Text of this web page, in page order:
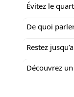
Évitez le
De quoi
Restez
Découvrez